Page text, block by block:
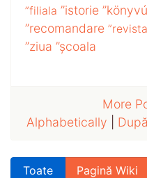
”filiala ”istorie
”recomandare ”revista
”ziua ”școala
More
Alphabetically
Toate Pagină Wiki